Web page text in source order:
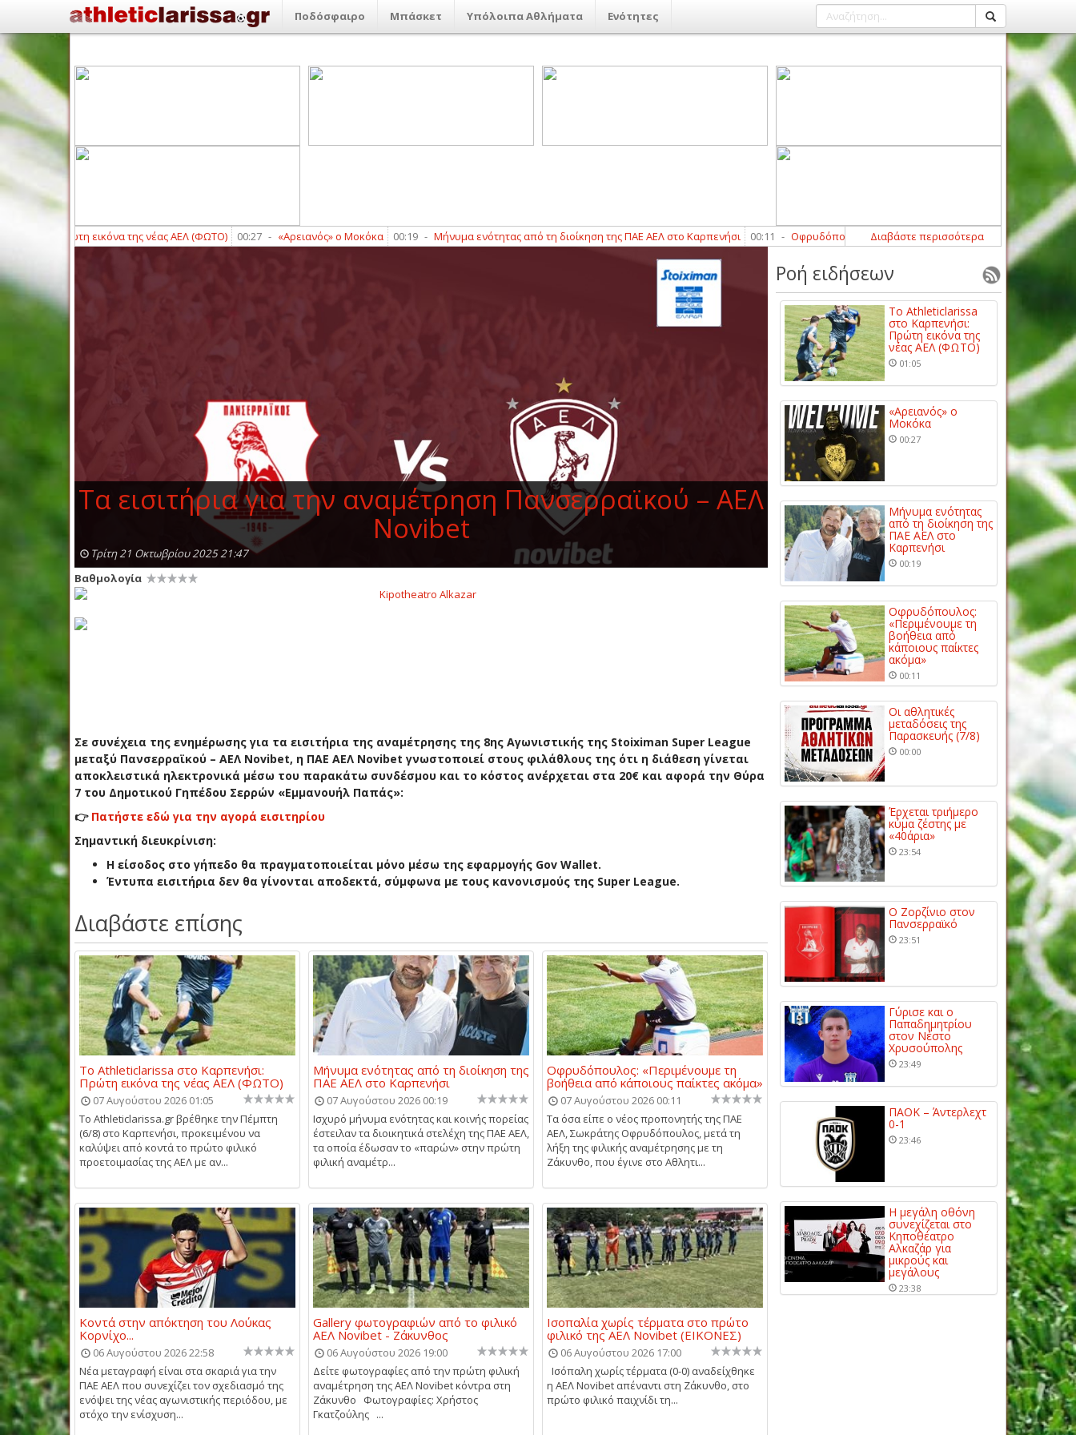
Ποδόσφαιρο Μπάσκετ Υπόλοιπα Αθλήματα Ενότητες
Πρώτη εικόνα της νέας ΑΕΛ (ΦΩΤΟ) 00:27 - «Αρειανός» ο Μοκόκα 00:19 - Μήνυμα ενότητας από τη διοίκηση της ΠΑΕ ΑΕΛ στο Καρπενήσι 00:11 - Οφρυδόπουλος: «Περιμένουμε τη βοήθεια από κάποιους
Διαβάστε περισσότερα
Τα εισιτήρια για την αναμέτρηση Πανσερραϊκού – ΑΕΛ
Novibet
Τρίτη 21 Οκτωβρίου 2025 21:47
Βαθμολογία
Σε συνέχεια της ενημέρωσης για τα εισιτήρια της αναμέτρησης της 8ης Αγωνιστικής της Stoiximan Super League
μεταξύ Πανσερραϊκού – ΑΕΛ Novibet, η ΠΑΕ ΑΕΛ Novibet γνωστοποιεί στους φιλάθλους της ότι η διάθεση γίνεται
αποκλειστικά ηλεκτρονικά μέσω του παρακάτω συνδέσμου και το κόστος ανέρχεται στα 20€ και αφορά την Θύρα
7 του Δημοτικού Γηπέδου Σερρών «Εμμανουήλ Παπάς»:
👉 Πατήστε εδώ για την αγορά εισιτηρίου
Σημαντική διευκρίνιση:
Η είσοδος στο γήπεδο θα πραγματοποιείται μόνο μέσω της εφαρμογής Gov Wallet.
Έντυπα εισιτήρια δεν θα γίνονται αποδεκτά, σύμφωνα με τους κανονισμούς της Super League.
Διαβάστε επίσης
Το Athleticlarissa στο Καρπενήσι:
Πρώτη εικόνα της νέας ΑΕΛ (ΦΩΤΟ)
07 Αυγούστου 2026 01:05
Το Athleticlarissa.gr βρέθηκε την Πέμπτη
(6/8) στο Καρπενήσι, προκειμένου να
καλύψει από κοντά το πρώτο φιλικό
προετοιμασίας της ΑΕΛ με αν...
Μήνυμα ενότητας από τη διοίκηση της
ΠΑΕ ΑΕΛ στο Καρπενήσι
07 Αυγούστου 2026 00:19
Ισχυρό μήνυμα ενότητας και κοινής πορείας
έστειλαν τα διοικητικά στελέχη της ΠΑΕ ΑΕΛ,
τα οποία έδωσαν το «παρών» στην πρώτη
φιλική αναμέτρ...
Οφρυδόπουλος: «Περιμένουμε τη
βοήθεια από κάποιους παίκτες ακόμα»
07 Αυγούστου 2026 00:11
Τα όσα είπε ο νέος προπονητής της ΠΑΕ
ΑΕΛ, Σωκράτης Οφρυδόπουλος, μετά τη
λήξη της φιλικής αναμέτρησης με τη
Ζάκυνθο, που έγινε στο Αθλητι...
Κοντά στην απόκτηση του Λούκας
Κορνίχο...
06 Αυγούστου 2026 22:58
Νέα μεταγραφή είναι στα σκαριά για την
ΠΑΕ ΑΕΛ που συνεχίζει τον σχεδιασμό της
ενόψει της νέας αγωνιστικής περιόδου, με
στόχο την ενίσχυση...
Gallery φωτογραφιών από το φιλικό
ΑΕΛ Novibet - Ζάκυνθος
06 Αυγούστου 2026 19:00
Δείτε φωτογραφίες από την πρώτη φιλική
αναμέτρηση της ΑΕΛ Novibet κόντρα στη
Ζάκυνθο Φωτογραφίες: Χρήστος
Γκατζούλης ...
Ισοπαλία χωρίς τέρματα στο πρώτο
φιλικό της ΑΕΛ Novibet (ΕΙΚΟΝΕΣ)
06 Αυγούστου 2026 17:00
Ισόπαλη χωρίς τέρματα (0-0) αναδείχθηκε
η ΑΕΛ Novibet απέναντι στη Ζάκυνθο, στο
πρώτο φιλικό παιχνίδι τη...
Ροή ειδήσεων
Το Athleticlarissa
στο Καρπενήσι:
Πρώτη εικόνα της
νέας ΑΕΛ (ΦΩΤΟ)
01:05
«Αρειανός» ο
Μοκόκα
00:27
Μήνυμα ενότητας
από τη διοίκηση της
ΠΑΕ ΑΕΛ στο
Καρπενήσι
00:19
Οφρυδόπουλος:
«Περιμένουμε τη
βοήθεια από
κάποιους παίκτες
ακόμα»
00:11
Οι αθλητικές
μεταδόσεις της
Παρασκευής (7/8)
00:00
Έρχεται τριήμερο
κύμα ζέστης με
«40άρια»
23:54
Ο Ζορζίνιο στον
Πανσερραϊκό
23:51
Γύρισε και ο
Παπαδημητρίου
στον Νέστο
Χρυσούπολης
23:49
ΠΑΟΚ – Άντερλεχτ
0-1
23:46
Η μεγάλη οθόνη
συνεχίζεται στο
Κηποθέατρο
Αλκαζάρ για
μικρούς και
μεγάλους
23:38